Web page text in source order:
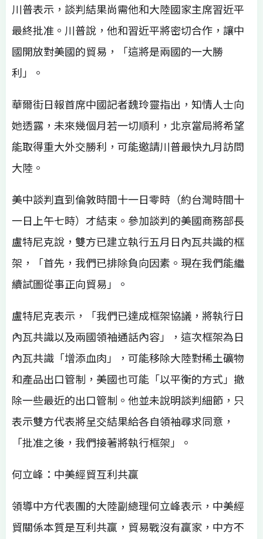
川普表示，談判結果尚需他和大陸國家主席習近平
最終批准。川普說，他和習近平將密切合作，讓中
國開放對美國的貿易，「這將是兩國的一大勝
利」。
華爾街日報首席中國記者魏玲靈指出，知情人士向
她透露，未來幾個月若一切順利，北京當局將希望
能取得重大外交勝利，可能邀請川普最快九月訪問
大陸。
美中談判直到倫敦時間十一日零時（約台灣時間十
一日上午七時）才結束。參加談判的美國商務部長
盧特尼克說，雙方已建立執行五月日內瓦共識的框
架，「首先，我們已排除負向因素。現在我們能繼
續試圖從事正向貿易」。
盧特尼克表示，「我們已達成框架協議，將執行日
內瓦共識以及兩國領袖通話內容」，這次框架為日
內瓦共識「增添血肉」，可能移除大陸對稀土礦物
和產品出口管制，美國也可能「以平衡的方式」撤
除一些最近的出口管制。他並未說明談判細節，只
表示雙方代表將呈交結果給各自領袖尋求同意，
「批准之後，我們接著將執行框架」。
何立峰：中美經貿互利共贏
領導中方代表團的大陸副總理何立峰表示，中美經
貿關係本質是互利共贏，貿易戰沒有贏家，中方不